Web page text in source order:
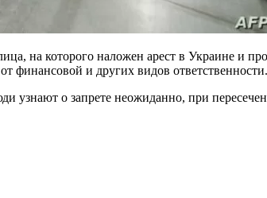
на которого наложен арест в Украине и
финансовой и других видов ответственности.
о запрете неожиданно, при